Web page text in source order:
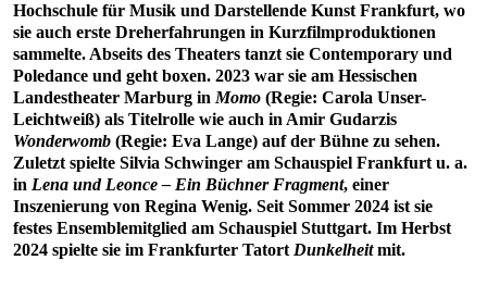
Hochschule für Musik und Darstellende Kunst Frankfurt, wo
sie auch erste Dreherfahrungen in Kurzfilmproduktionen
sammelte. Abseits des Theaters tanzt sie Contemporary und
Poledance und geht boxen. 2023 war sie am Hessischen
Landestheater Marburg in Momo (Regie: Carola Unser-
Leichtweiß) als Titelrolle wie auch in Amir Gudarzis
Wonderwomb (Regie: Eva Lange) auf der Bühne zu sehen.
Zuletzt spielte Silvia Schwinger am Schauspiel Frankfurt u. a.
in Lena und Leonce – Ein Büchner Fragment, einer
Inszenierung von Regina Wenig. Seit Sommer 2024 ist sie
festes Ensemblemitglied am Schauspiel Stuttgart. Im Herbst
2024 spielte sie im Frankfurter Tatort Dunkelheitmit.